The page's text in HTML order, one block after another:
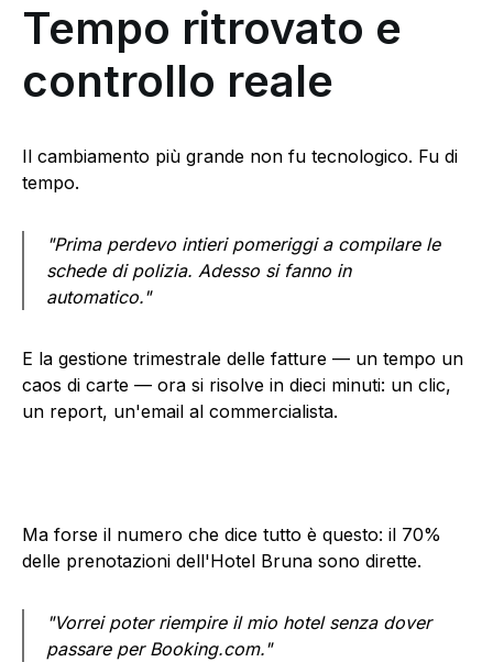
Tempo ritrovato e
controllo reale
Il cambiamento più grande non fu tecnologico. Fu di
tempo.
"Prima perdevo intieri pomeriggi a compilare le
schede di polizia. Adesso si fanno in
automatico."
E la gestione trimestrale delle fatture — un tempo un
caos di carte — ora si risolve in dieci minuti: un clic,
un report, un'email al commercialista.
Ma forse il numero che dice tutto è questo: il 70%
delle prenotazioni dell'Hotel Bruna sono dirette.
"Vorrei poter riempire il mio hotel senza dover
passare per Booking.com."